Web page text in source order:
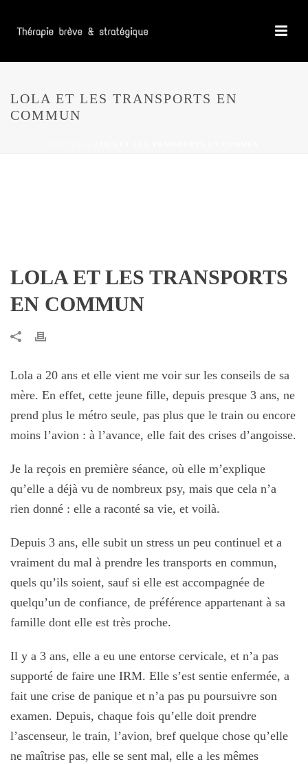
LOLA ET LES TRANSPORTS EN
COMMUN
LOLA ET LES TRANSPORTS
EN COMMUN
Lola a 20 ans et elle vient me voir sur les conseils de sa
mère. En effet, cette jeune fille, depuis presque 3 ans, ne
prend plus le métro seule, pas plus que le train ou encore
moins l’avion : à l’avance, elle fait des crises d’angoisse.
Je la reçois en première séance, où elle m’explique
qu’elle a déjà vu de nombreux psy, mais que cela n’a
rien donné : elle a raconté sa vie, et voilà.
Depuis 3 ans, elle subit un stress un peu continuel et a
vraiment du mal à prendre les transports en commun,
quels qu’ils soient, sauf si elle est accompagnée de
quelqu’un de confiance, de préférence appartenant à sa
famille dont elle est très proche.
Il y a 3 ans, elle a eu une entorse cervicale, et n’a pas
supporté de faire une IRM. Elle s’est sentie enfermée, a
fait une crise de panique et n’a pas pu poursuivre son
examen. Depuis, chaque fois qu’elle doit prendre
l’ascenseur, le train, l’avion, bref quelque chose qu’elle
ne maîtrise pas, elle se sent mal, elle a les mêmes